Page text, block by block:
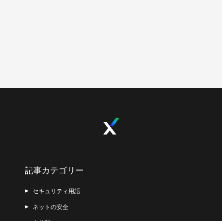
記事カテゴリー
セキュリティ用語
ネットの安全